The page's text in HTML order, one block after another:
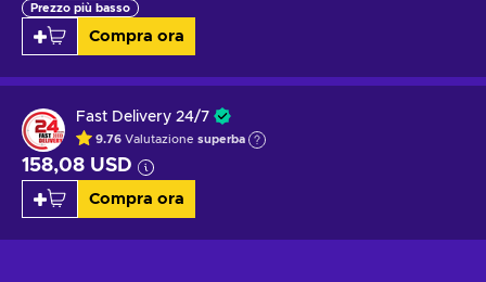
Prezzo più basso
Compra ora
Fast Delivery 24/7
9.76 Valutazione superba
158,08 USD
Compra ora